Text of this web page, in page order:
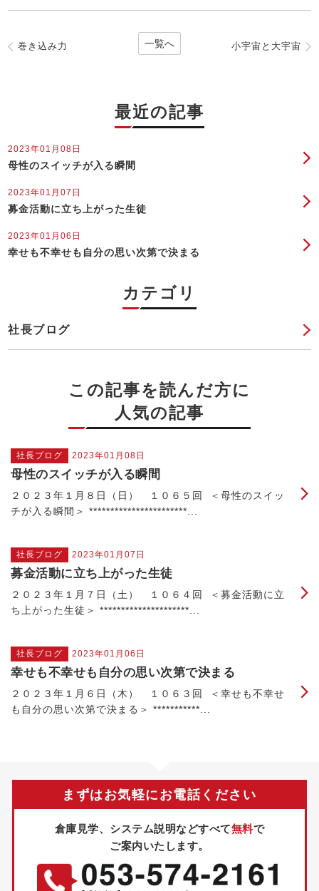
巻き込み力 小宇宙と大宇宙
一覧へ
最近の記事
2023年01月08日
母性のスイッチが入る瞬間
2023年01月07日
募金活動に立ち上がった生徒
2023年01月06日
幸せも不幸せも自分の思い次第で決まる
カテゴリ
社長ブログ
この記事を読んだ方に
人気の記事
社長ブログ 2023年01月08日
母性のスイッチが入る瞬間
２０２３年１月８日（日） １０６５回 ＜母性のスイッ
チが入る瞬間＞ ***********************...
社長ブログ 2023年01月07日
募金活動に立ち上がった生徒
２０２３年１月７日（土） １０６４回 ＜募金活動に立
ち上がった生徒＞ *********************...
社長ブログ 2023年01月06日
幸せも不幸せも自分の思い次第で決まる
２０２３年１月６日（木） １０６３回 ＜幸せも不幸せ
も自分の思い次第で決まる＞ ***********...
まずはお気軽にお電話ください
倉庫見学、システム説明などすべて無料で
ご案内いたします。